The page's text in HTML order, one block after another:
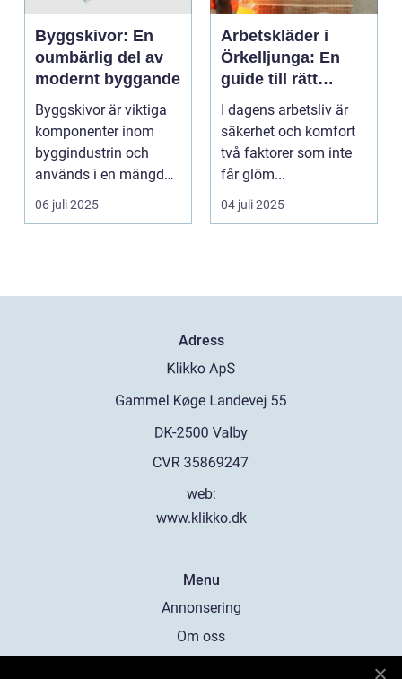
Byggskivor: En
oumbärlig del av
modernt byggande
Byggskivor är viktiga
komponenter inom
byggindustrin och
används i en mängd
olika kon...
06 juli 2025
Arbetskläder i
Örkelljunga: En
guide till rätt
skydd och
bekvämlighet på
jobbet
I dagens arbetsliv är
säkerhet och komfort
två faktorer som inte
får glöm...
04 juli 2025
Adress
web:
www.klikko.dk
Menu
Annonsering
Om oss